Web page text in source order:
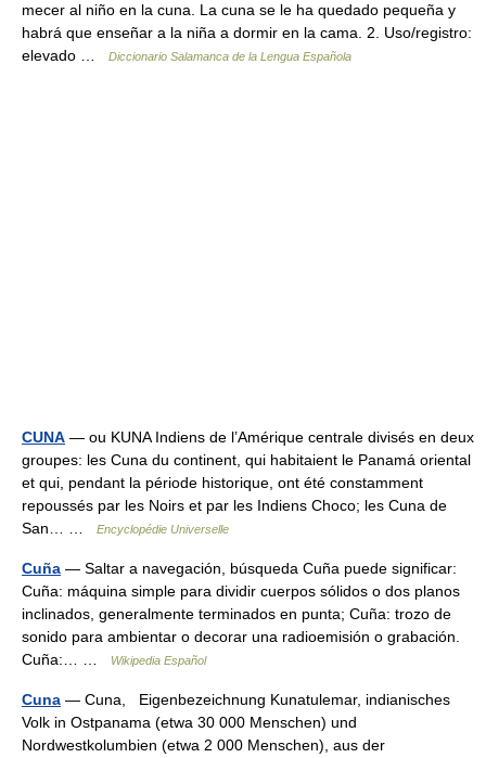
mecer al niño en la cuna. La cuna se le ha quedado pequeña y
habrá que enseñar a la niña a dormir en la cama. 2. Uso/registro:
elevado …
Diccionario Salamanca de la Lengua Española
CUNA — ou KUNA Indiens de l’Amérique centrale divisés en deux
groupes: les Cuna du continent, qui habitaient le Panamá oriental
et qui, pendant la période historique, ont été constamment
repoussés par les Noirs et par les Indiens Choco; les Cuna de
San… …
Encyclopédie Universelle
Cuña — Saltar a navegación, búsqueda Cuña puede significar:
Cuña: máquina simple para dividir cuerpos sólidos o dos planos
inclinados, generalmente terminados en punta; Cuña: trozo de
sonido para ambientar o decorar una radioemisión o grabación.
Cuña:… …
Wikipedia Español
Cuna — Cuna, Eigenbezeichnung Kunatulemar, indianisches
Volk in Ostpanama (etwa 30 000 Menschen) und
Nordwestkolumbien (etwa 2 000 Menschen), aus der